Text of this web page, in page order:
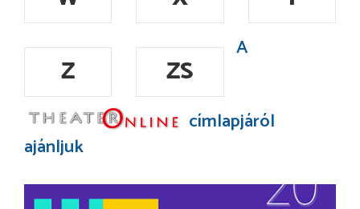
Z
ZS
A
címlapjáról
ajánljuk